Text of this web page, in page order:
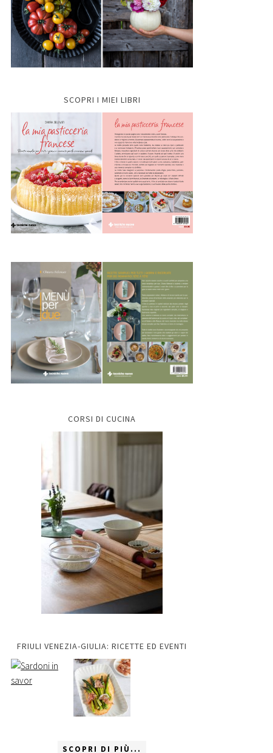
SCOPRI I MIEI LIBRI
CORSI DI CUCINA
FRIULI VENEZIA-GIULIA: RICETTE ED EVENTI
SCOPRI DI PIÙ...